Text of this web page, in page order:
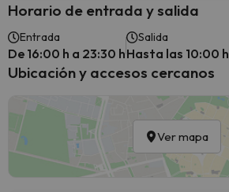
Horario de entrada y salida
Entrada
De 16:00 h a 23:30 h
Salida
Hasta las 10:00 h
Ubicación y accesos cercanos
Ver mapa